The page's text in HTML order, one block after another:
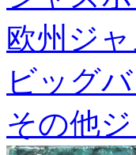
欧州ジ
ビッグ
その他